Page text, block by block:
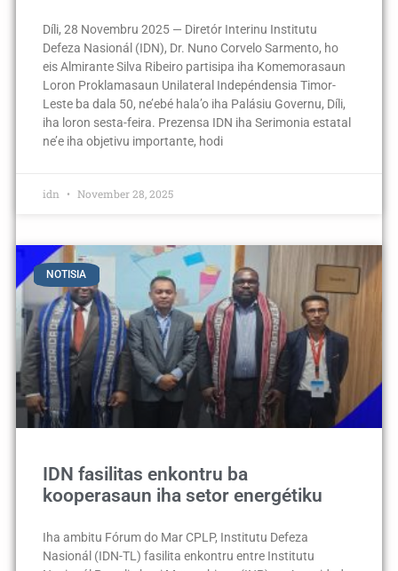
Díli, 28 Novembru 2025 — Diretór Interinu Institutu
Defeza Nasionál (IDN), Dr. Nuno Corvelo Sarmento, ho
eis Almirante Silva Ribeiro partisipa iha Komemorasaun
Loron Proklamasaun Unilateral Indepéndensia Timor-
Leste ba dala 50, ne’ebé hala’o iha Palásiu Governu, Díli,
iha loron sesta-feira. Prezensa IDN iha Serimonia estatal
ne’e iha objetivu importante, hodi
idn November 28, 2025
NOTISIA
IDN fasilitas enkontru ba
kooperasaun iha setor energétiku
Iha ambitu Fórum do Mar CPLP, Institutu Defeza
Nasionál (IDN-TL) fasilita enkontru entre Institutu